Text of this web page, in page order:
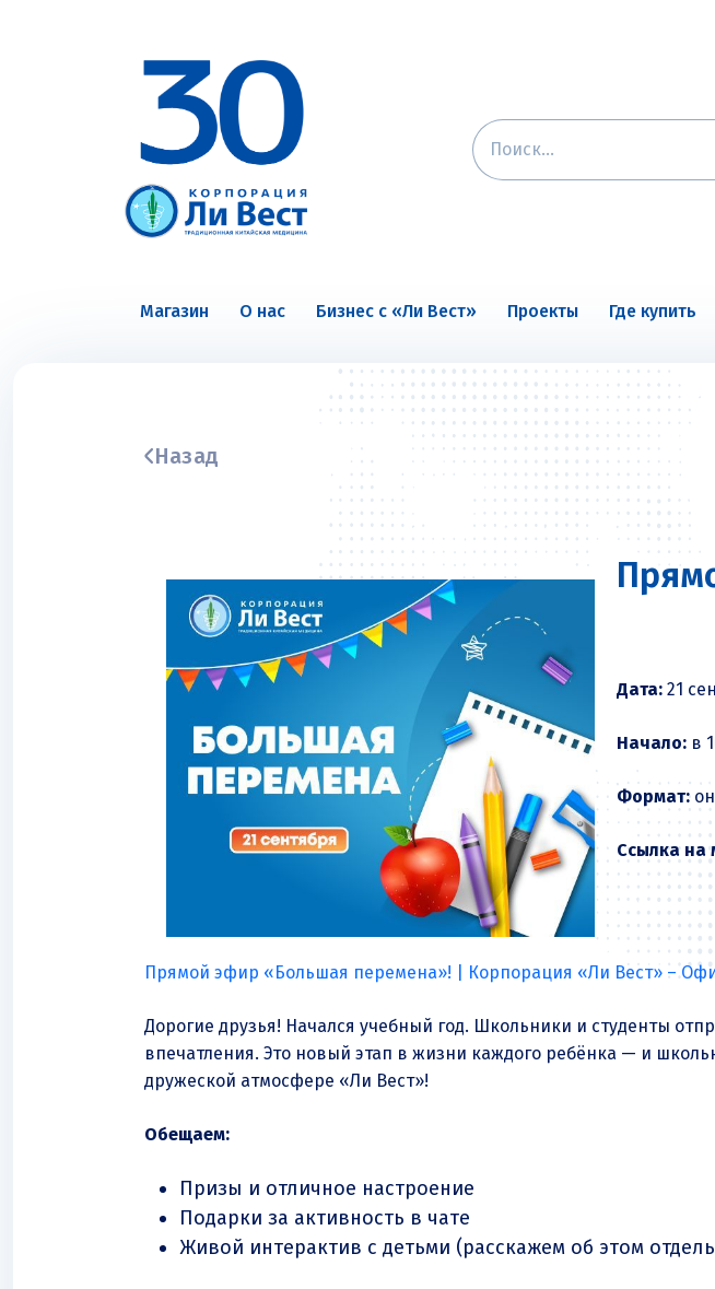
Магазин О нас Бизнес с «Ли Вест» Проекты Где купить
Назад
Дата: 21
Начало: в
Формат:
Ссылка на
Прямой эфир «Большая перемена»! | Корпорация «Ли Вест» –
Дорогие друзья! Начался учебный год. Школьники и студенты
впечатления. Это новый этап в жизни каждого ребёнка — и
дружеской атмосфере «Ли Вест»!
Обещаем:
Призы и отличное настроение
Подарки за активность в чате
Живой интерактив с детьми (расскажем об этом